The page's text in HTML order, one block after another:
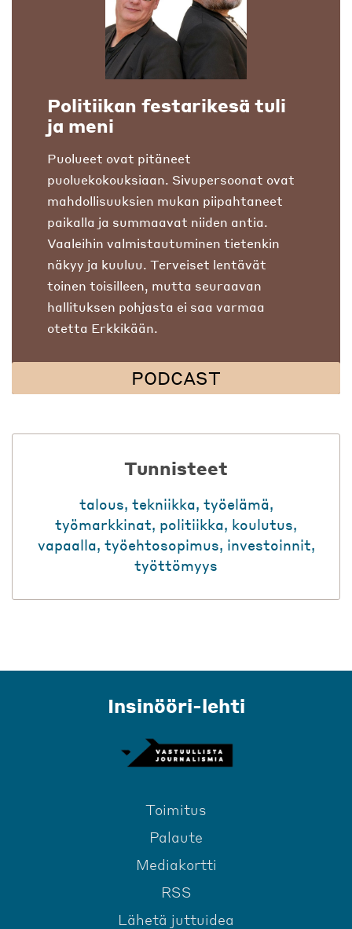
Politiikan festarikesä tuli
ja meni
Puolueet ovat pitäneet
puoluekokouksiaan. Sivupersoonat ovat
mahdollisuuksien mukan piipahtaneet
paikalla ja summaavat niiden antia.
Vaaleihin valmistautuminen tietenkin
näkyy ja kuuluu. Terveiset lentävät
toinen toisilleen, mutta seuraavan
hallituksen pohjasta ei saa varmaa
otetta Erkkikään.
PODCAST
Tunnisteet
talous, tekniikka, työelämä,
työmarkkinat, politiikka, koulutus,
vapaalla, työehtosopimus, investoinnit,
työttömyys
Insinööri-lehti
Toimitus
Palaute
Mediakortti
RSS
Lähetä juttuidea